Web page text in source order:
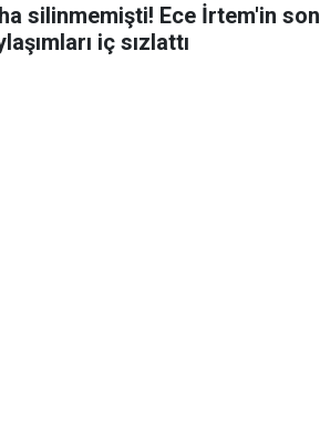
silinmemişti! Ece İrtem'in son
iç sızlattı